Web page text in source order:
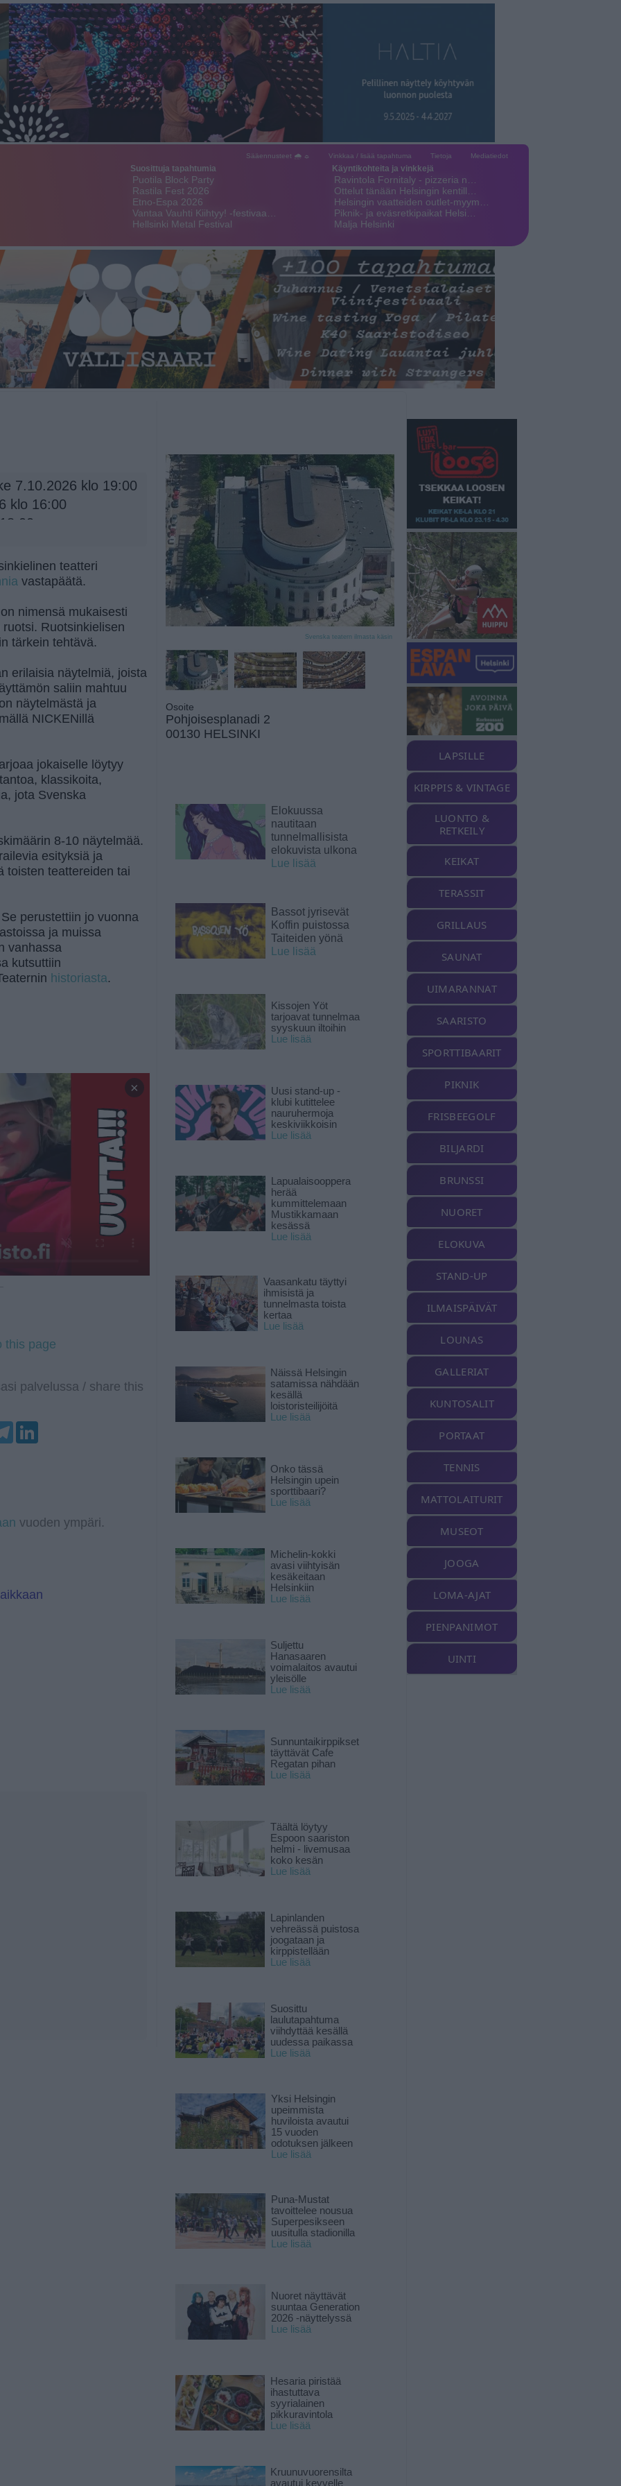
Sääennusteet 🌧 ☼ Vinkkaa / lisää tapahtuma Tietoja Mediatiedot
Suosittuja tapahtumia
Puotila Block Party
Rastila Fest 2026
Etno-Espa 2026
Vantaa Vauhti Kiihtyy! -festivaa…
Hellsinki Metal Festival
Käyntikohteita ja vinkkejä
Ravintola Fornitaly - pizzeria n…
Ottelut tänään Helsingin kentill…
Helsingin vaatteiden outlet-myym…
Piknik- ja eväsretkipaikat Helsi…
Malja Helsinki
7.10.2026 klo 19:00
klo 16:00
teatteri
vastapäätä.
nimensä mukaisesti
Ruotsinkielisen
tärkein tehtävä.
erilaisia näytelmiä, joista
saliin mahtuu
näytelmästä ja
NICKENillä
jokaiselle löytyy
klassikoita,
jota Svenska
8-10 näytelmää.
esityksiä ja
toisten teattereiden tai
perustettiin jo vuonna
ja muissa
vanhassa
kutsuttiin
historiasta.
×
this page
palvelussa / share this
T
vuoden ympäri.
Svenska teatern ilmasta käsin
Osoite
Pohjoisesplanadi 2
00130 HELSINKI
Elokuussa
nautitaan
tunnelmallisista
elokuvista ulkona
Lue lisää
Bassot jyrisevät
Koffin puistossa
Taiteiden yönä
Lue lisää
Kissojen Yöt
tarjoavat tunnelmaa
syyskuun iltoihin
Lue lisää
Uusi stand-up -
klubi kutittelee
nauruhermoja
keskiviikkoisin
Lue lisää
Lapualaisooppera
herää
kummittelemaan
Mustikkamaan
kesässä
Lue lisää
Vaasankatu täyttyi
ihmisistä ja
tunnelmasta toista
kertaa
Lue lisää
Näissä Helsingin
satamissa nähdään
kesällä
loistoristeilijöitä
Lue lisää
Onko tässä
Helsingin upein
sporttibaari?
Lue lisää
Michelin-kokki
avasi viihtyisän
kesäkeitaan
Helsinkiin
Lue lisää
Suljettu
Hanasaaren
voimalaitos avautui
yleisölle
Lue lisää
Sunnuntaikirppikset
täyttävät Cafe
Regatan pihan
Lue lisää
Täältä löytyy
Espoon saariston
helmi - livemusaa
koko kesän
Lue lisää
Lapinlanden
vehreässä puistosa
joogataan ja
kirppistellään
Lue lisää
Suosittu
laulutapahtuma
viihdyttää kesällä
uudessa paikassa
Lue lisää
Yksi Helsingin
upeimmista
huviloista avautui
15 vuoden
odotuksen jälkeen
Lue lisää
Puna-Mustat
tavoittelee nousua
Superpesikseen
uusitulla stadionilla
Lue lisää
Nuoret näyttävät
suuntaa Generation
2026 -näyttelyssä
Lue lisää
Hesaria piristää
ihastuttava
syyrialainen
pikkuravintola
Lue lisää
Kruunuvuorensilta
avautui kevyelle
LAPSILLE
KIRPPIS & VINTAGE
LUONTO &
RETKEILY
KEIKAT
TERASSIT
GRILLAUS
SAUNAT
UIMARANNAT
SAARISTO
SPORTTIBAARIT
PIKNIK
FRISBEEGOLF
BILJARDI
BRUNSSI
NUORET
ELOKUVA
STAND-UP
ILMAISPÄIVÄT
LOUNAS
GALLERIAT
KUNTOSALIT
PORTAAT
TENNIS
MATTOLAITURIT
MUSEOT
JOOGA
LOMA-AJAT
PIENPANIMOT
UINTI